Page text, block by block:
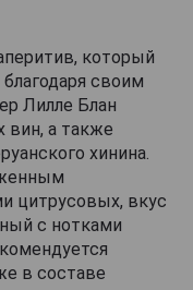
который
своим
Лилле Блан
вин, а также
хинина.
цитрусовых, вкус
с нотками
в составе